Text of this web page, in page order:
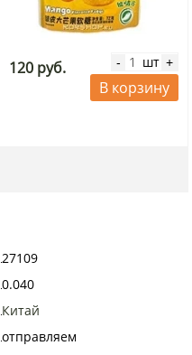
120 руб. - шт +
В корзину
27109
0.040
Китай
отправляем